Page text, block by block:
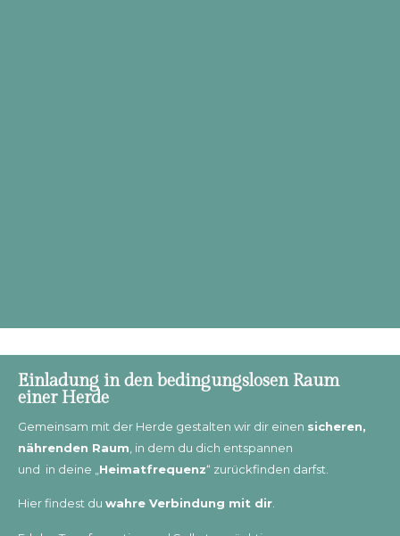
Einladung in den bedingungslosen Raum
einer Herde
Gemeinsam mit der Herde gestalten wir dir einen sicheren,
nährenden Raum , in dem du dich entspannen
und in deine „ Heimatfrequenz“ zurückfinden darfst.
Hier findest du wahre Verbindung mit dir.